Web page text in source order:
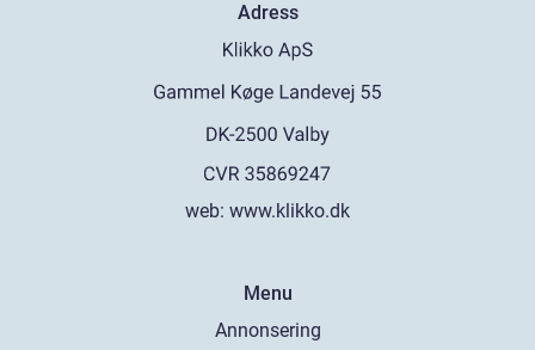
Adress
web: www.klikko.dk
Menu
Annonsering